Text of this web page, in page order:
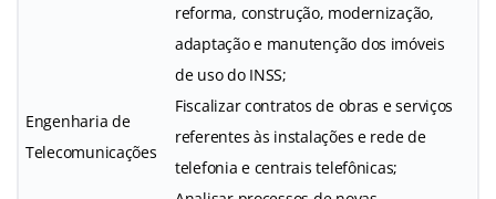
Engenharia de
Telecomunicações
reforma, construção, modernização,
adaptação e manutenção dos imóveis
de uso do INSS;
Fiscalizar contratos de obras e serviços
referentes às instalações e rede de
telefonia e centrais telefônicas;